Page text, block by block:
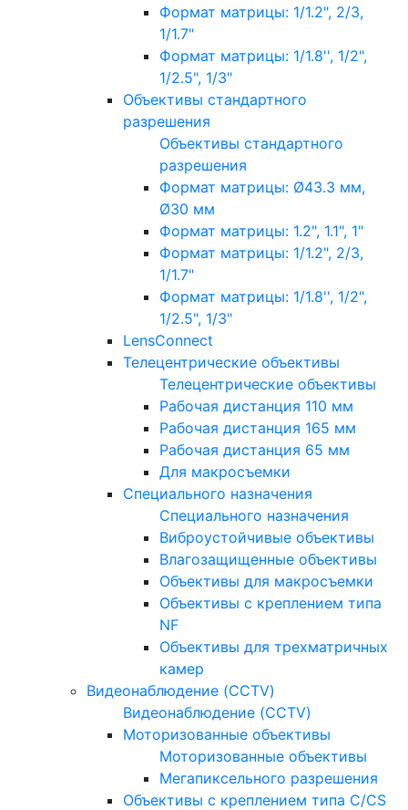
Формат матрицы: 1/1.2", 2/3,
1/1.7"
Формат матрицы: 1/1.8'', 1/2",
1/2.5", 1/3"
Объективы стандартного
разрешения
Объективы стандартного
разрешения
Формат матрицы: Ø43.3 мм,
Ø30 мм
Формат матрицы: 1.2", 1.1", 1"
Формат матрицы: 1/1.2", 2/3,
1/1.7"
Формат матрицы: 1/1.8'', 1/2",
1/2.5", 1/3"
LensConnect
Телецентрические объективы
Телецентрические объективы
Рабочая дистанция 110 мм
Рабочая дистанция 165 мм
Рабочая дистанция 65 мм
Для макросъемки
Специального назначения
Специального назначения
Виброустойчивые объективы
Влагозащищенные объективы
Объективы для макросъемки
Объективы с креплением типа
NF
Объективы для трехматричных
камер
Видеонаблюдение (CCTV)
Видеонаблюдение (CCTV)
Моторизованные объективы
Моторизованные объективы
Мегапиксельного разрешения
Объективы с креплением типа C/CS